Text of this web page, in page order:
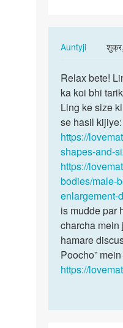
AuntyjiIn
to
Liing
lamba
krne
ki
dva
by
kori
Relax
bete!
Ling
ka
size…
Relax bete!
ka koi bhi
Ling ke size
se hasil kijiye:
https://
shapes-and-
https://
bodies/male-
enlargement-
is mudde par
charcha mein
hamare
Poocho”
https://